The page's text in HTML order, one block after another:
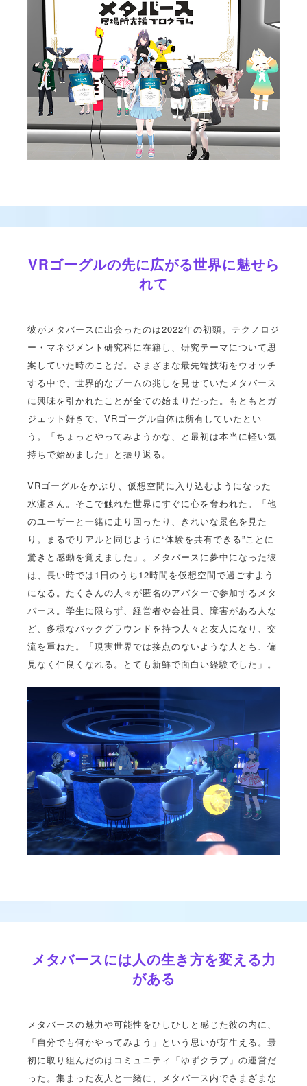
VRゴーグルの先に広がる世界に魅せら
れて
彼がメタバースに出会ったのは2022年の初頭。テクノロジ
ー・マネジメント研究科に在籍し、研究テーマについて思
案していた時のことだ。さまざまな最先端技術をウオッチ
する中で、世界的なブームの兆しを見せていたメタバース
に興味を引かれたことが全ての始まりだった。もともとガ
ジェット好きで、VRゴーグル自体は所有していたとい
う。「ちょっとやってみようかな、と最初は本当に軽い気
持ちで始めました」と振り返る。
VRゴーグルをかぶり、仮想空間に入り込むようになった
水瀬さん。そこで触れた世界にすぐに心を奪われた。「他
のユーザーと一緒に走り回ったり、きれいな景色を見た
り。まるでリアルと同じように“体験を共有できる”ことに
驚きと感動を覚えました」。メタバースに夢中になった彼
は、長い時では1日のうち12時間を仮想空間で過ごすよう
になる。たくさんの人々が匿名のアバターで参加するメタ
バース。学生に限らず、経営者や会社員、障害がある人な
ど、多様なバックグラウンドを持つ人々と友人になり、交
流を重ねた。「現実世界では接点のないような人とも、偏
見なく仲良くなれる。とても新鮮で面白い経験でした」。
メタバースには人の生き方を変える力
がある
メタバースの魅力や可能性をひしひしと感じた彼の内に、
「自分でも何かやってみよう」という思いが芽生える。最
初に取り組んだのはコミュニティ「ゆずクラブ」の運営だ
った。集まった友人と一緒に、メタバース内でさまざまな